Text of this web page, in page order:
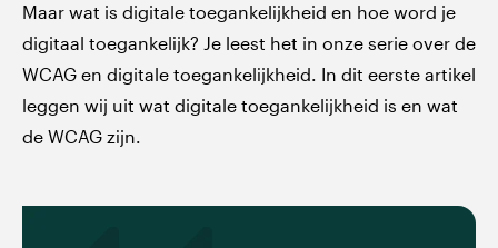
Maar wat is digitale toegankelijkheid en hoe word je
digitaal toegankelijk? Je leest het in onze serie over de
WCAG en digitale toegankelijkheid. In dit eerste artikel
leggen wij uit wat digitale toegankelijkheid is en wat
de WCAG zijn.